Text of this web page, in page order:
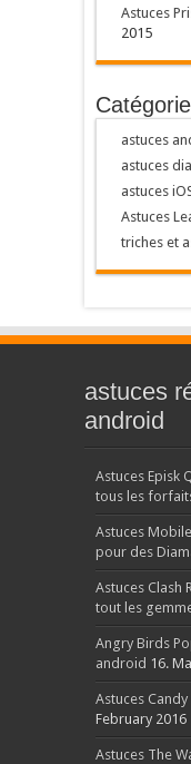
Astuces
2015
astuces
astuces
astuces
Astuces
triches et
astuces
android
Astuces Episk
tous les
Astuces
pour des
Astuces Clash
tout les
Angry Birds
android 16.
Astuces
February 2016
Astuces The